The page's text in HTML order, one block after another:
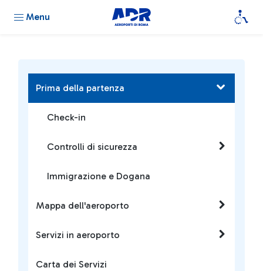
Menu
Prima della partenza
Check-in
Controlli di sicurezza
Immigrazione e Dogana
Mappa dell'aeroporto
Servizi in aeroporto
Carta dei Servizi